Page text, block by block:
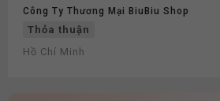
Viên Tiếng Trung Full-time 2026
Công Ty Thương Mại BiuBiu Shop
Thỏa thuận
Hồ Chí Minh